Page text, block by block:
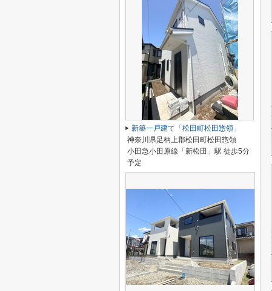
新築一戸建て「松田町松田惣領」
神奈川県足柄上郡松田町松田惣領
小田急小田原線「新松田」駅 徒歩5分
予定